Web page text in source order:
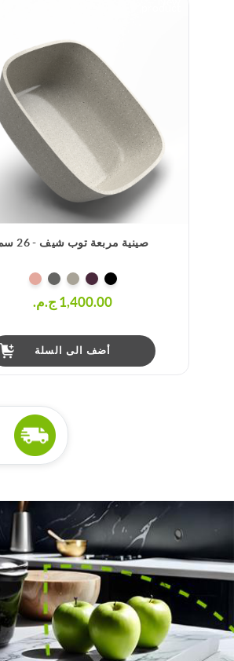
صينية مربعة توب شيف - 26 سم
1,400.00 ج.م.‏
أضف الى السلة